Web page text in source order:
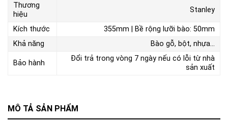
MÔ TẢ SẢN PHẨM
Thương
hiệu
Stanley
Kích thước
355mm | Bề rộng lưỡi bào: 50mm
Khả năng
Bào gỗ, bột, nhựa...
Bảo hành
Đổi trả trong vòng 7 ngày nếu có lỗi từ nhà
sản xuất